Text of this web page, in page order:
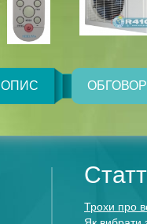
ОПИС
Трохи про